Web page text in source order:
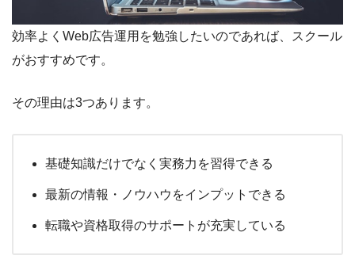
効率よくWeb広告運用を勉強したいのであれば、スクール
がおすすめです。
その理由は3つあります。
基礎知識だけでなく実務力を習得できる
最新の情報・ノウハウをインプットできる
転職や資格取得のサポートが充実している